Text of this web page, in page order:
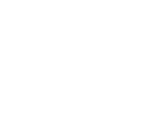
Ціна
840,00 ₴